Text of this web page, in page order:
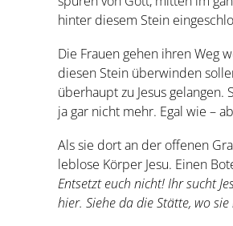
hinter diesem Stein
Die Frauen gehen ihren Weg
diesen Stein überwinden
überhaupt zu Jesus
ja gar nicht mehr. Egal wie –
Als sie dort an der offenen
leblose Körper Jesu. Einen
Entsetzt euch nicht! Ihr sucht
hier. Siehe da die Stätte, wo